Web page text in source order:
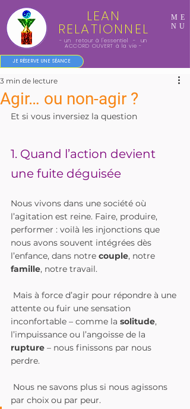
LEAN
RELATIONNEL
ME
NU
- un retour à l'essentiel - un
ACCORD OUVERT à la vie -
JE RÉSERVE UNE SÉANCE
Agir… ou non-agir ?
3 min de lecture
Et si vous inversiez la question
1. Quand l’action devient
une fuite déguisée
Nous vivons dans une société où
l’agitation est reine. Faire, produire,
performer : voilà les injonctions que
nous avons souvent intégrées dès
l’enfance, dans notre couple, notre
famille, notre travail.
attente ou fuir une sensation
inconfortable – comme la solitude,
l’impuissance ou l’angoisse de la
rupture – nous finissons par nous
perdre.
par choix ou par peur.